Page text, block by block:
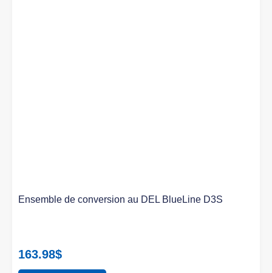
Ensemble de conversion au DEL BlueLine D3S
163.98$